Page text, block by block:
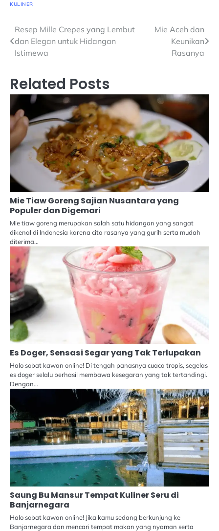
KULINER
Navigasi
pos
Resep Mille Crepes yang Lembut
dan Elegan untuk Hidangan
Istimewa
Mie Aceh dan
Keunikan
Rasanya
Related Posts
Mie Tiaw Goreng Sajian Nusantara yang
Populer dan Digemari
Mie tiaw goreng merupakan salah satu hidangan yang sangat
dikenal di Indonesia karena cita rasanya yang gurih serta mudah
diterima…
Es Doger, Sensasi Segar yang Tak Terlupakan
Halo sobat kawan online! Di tengah panasnya cuaca tropis, segelas
es doger selalu berhasil membawa kesegaran yang tak tertandingi.
Dengan…
Saung Bu Mansur Tempat Kuliner Seru di
Banjarnegara
Halo sobat kawan online! Jika kamu sedang berkunjung ke
Banjarnegara dan mencari tempat makan yang nyaman serta